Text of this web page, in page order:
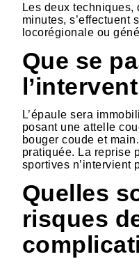
Les deux
minutes, s’effectuent
locorégionale ou
Que se
L’épaule sera
posant une attelle
bouger coude et
pratiquée. La reprise
sportives n’intervient
Quelles
risques